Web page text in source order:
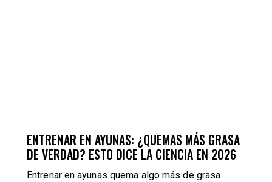
ENTRENAR EN AYUNAS: ¿QUEMAS MÁS GRASA
DE VERDAD? ESTO DICE LA CIENCIA EN 2026
Entrenar en ayunas quema algo más de grasa